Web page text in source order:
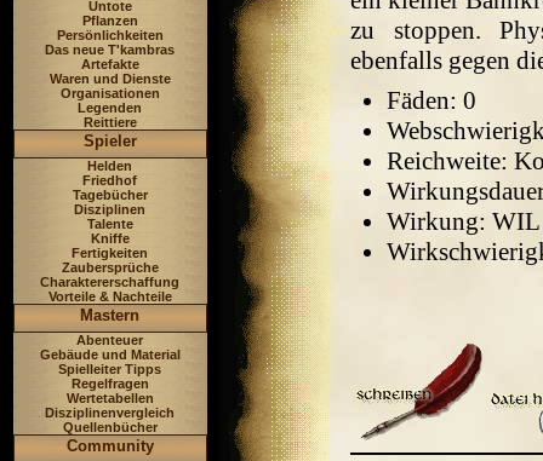
Untote
Pflanzen
Persönlichkeiten
Das neue T'kambras
Artefakte
Waren und Dienste
Organisationen
Legenden
Reittiere
Spieler
Helden
Friedhof
Tagebücher
Disziplinen
Talente
Kniffe
Fertigkeiten
Zaubersprüche
Charaktererschaffung
Vorteile & Nachteile
Mastern
Abenteuer
Gebäude und Material
Spielleiter Tipps
Regelfragen
Wertetabellen
Disziplinenvergleich
Quellenbücher
Community
zu stoppen.
ebenfalls gegen
Fäden: 0
Reichweite:
Wirkung: